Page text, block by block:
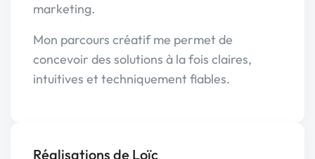
marketing.
Mon parcours créatif me permet de
concevoir des solutions à la fois claires,
intuitives et techniquement fiables.
Réalisations de Loïc